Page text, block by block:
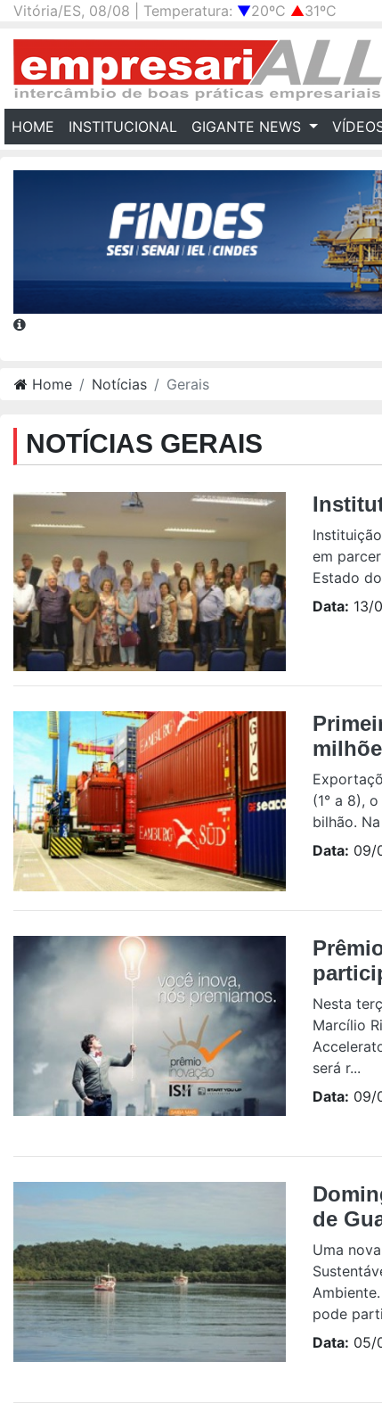
Vitória/ES, 08/08 | Temperatura: ▼20ºC ▲31ºC
HOME (CURRENT)
INSTITUCIONAL GIGANTE NEWS
Home Notícias Gerais
NOTÍCIAS GERAIS
em
Estado
Data: 13/
(1° a 8),
bilhão.
Data: 09/
Nesta
Marcílio
será r...
Data: 09/
de
Uma
pode
Data: 05/